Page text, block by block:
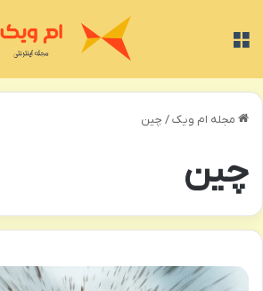
مجله ام ویک/ چین
چین